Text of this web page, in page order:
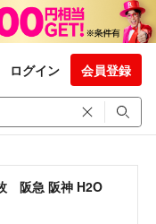
ログイン 会員登録
阪急 阪神 H2O